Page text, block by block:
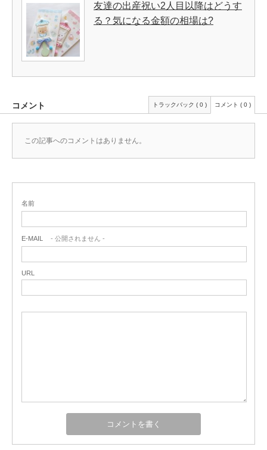
友達の出産祝い2人目以降はどうす
る？気になる金額の相場は?
コメント トラックバック ( 0 ) コメント ( 0 )
この記事へのコメントはありません。
名前
E-MAIL - 公開されません -
URL